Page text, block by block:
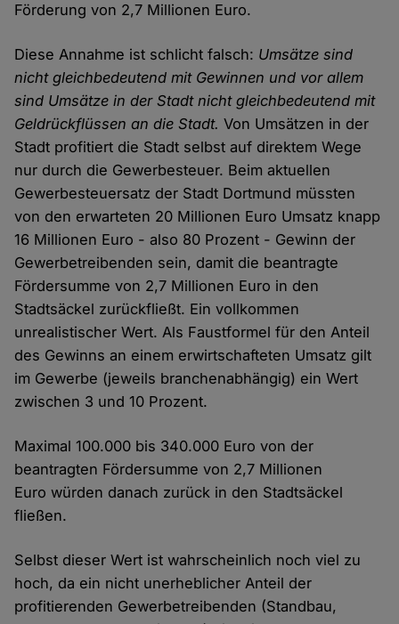
Förderung von 2,7 Millionen Euro.
Diese Annahme ist schlicht falsch: Umsätze sind
nicht gleichbedeutend mit Gewinnen und vor allem
sind Umsätze in der Stadt nicht gleichbedeutend mit
Geldrückflüssen an die Stadt. Von Umsätzen in der
Stadt profitiert die Stadt selbst auf direktem Wege
nur durch die Gewerbesteuer. Beim aktuellen
Gewerbesteuersatz der Stadt Dortmund müssten
von den erwarteten 20 Millionen Euro Umsatz knapp
16 Millionen Euro - also 80 Prozent - Gewinn der
Gewerbetreibenden sein, damit die beantragte
Fördersumme von 2,7 Millionen Euro in den
Stadtsäckel zurückfließt. Ein vollkommen
unrealistischer Wert. Als Faustformel für den Anteil
des Gewinns an einem erwirtschafteten Umsatz gilt
im Gewerbe (jeweils branchenabhängig) ein Wert
zwischen 3 und 10 Prozent.
Maximal 100.000 bis 340.000 Euro von der
beantragten Fördersumme von 2,7 Millionen
Euro würden danach zurück in den Stadtsäckel
fließen.
Selbst dieser Wert ist wahrscheinlich noch viel zu
hoch, da ein nicht unerheblicher Anteil der
profitierenden Gewerbetreibenden (Standbau,